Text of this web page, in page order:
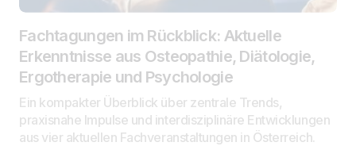
Fachtagungen im Rückblick: Aktuelle
Erkenntnisse aus Osteopathie, Diätologie,
Ergotherapie und Psychologie
Ein kompakter Überblick über zentrale Trends,
praxisnahe Impulse und interdisziplinäre Entwicklungen
aus vier aktuellen Fachveranstaltungen in Österreich.